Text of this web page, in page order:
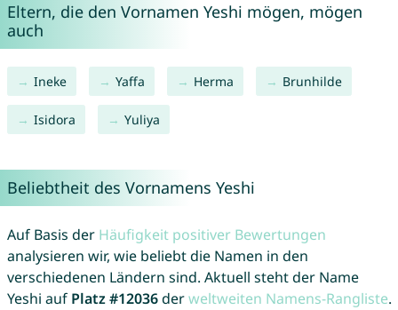
Eltern, die den Vornamen Yeshi mögen, mögen
auch
Ineke Yaffa Herma Brunhilde
Isidora Yuliya
Beliebtheit des Vornamens Yeshi
Auf Basis der Häufigkeit positiver Bewertungen
analysieren wir, wie beliebt die Namen in den
verschiedenen Ländern sind. Aktuell steht der Name
Yeshi auf Platz #12036derweltweiten Namens-Rangliste.